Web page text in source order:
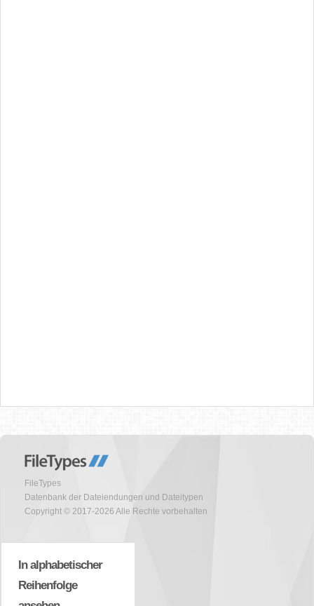
FileTypes
Datenbank der Dateiendungen und Dateitypen
Copyright © 2017-2026 Alle Rechte vorbehalten
In alphabetischer
Reihenfolge